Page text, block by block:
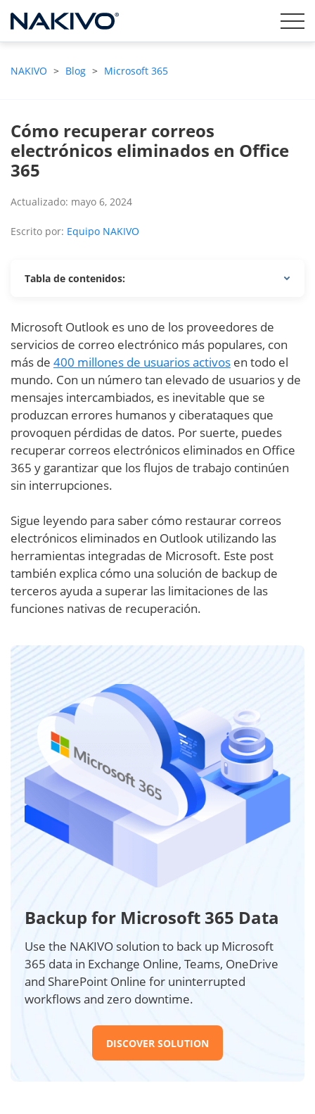
NAKIVO > Blog > Microsoft 365
Cómo recuperar correos
electrónicos eliminados en Office
365
Actualizado: mayo 6, 2024
Escrito por: Equipo NAKIVO
Tabla de contenidos:
Microsoft Outlook es uno de los proveedores de
servicios de correo electrónico más populares, con
más de 400 millones de usuarios activos en todo el
mundo. Con un número tan elevado de usuarios y de
mensajes intercambiados, es inevitable que se
produzcan errores humanos y ciberataques que
provoquen pérdidas de datos. Por suerte, puedes
recuperar correos electrónicos eliminados en Office
365 y garantizar que los flujos de trabajo continúen
sin interrupciones.
Sigue leyendo para saber cómo restaurar correos
electrónicos eliminados en Outlook utilizando las
herramientas integradas de Microsoft. Este post
también explica cómo una solución de backup de
terceros ayuda a superar las limitaciones de las
funciones nativas de recuperación.
Backup for Microsoft 365 Data
Use the NAKIVO solution to back up Microsoft
365 data in Exchange Online, Teams, OneDrive
and SharePoint Online for uninterrupted
workflows and zero downtime.
DISCOVER SOLUTION